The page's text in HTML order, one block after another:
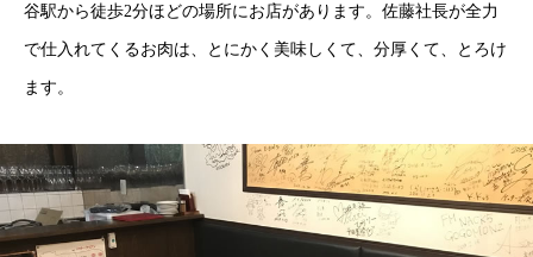
谷駅から徒歩2分ほどの場所にお店があります。佐藤社長が全力
で仕入れてくるお肉は、とにかく美味しくて、分厚くて、とろけ
ます。